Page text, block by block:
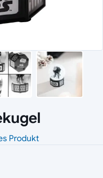
Produkt